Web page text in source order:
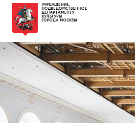
УЧРЕЖДЕНИЕ,
ПОДВЕДОМСТВЕННОЕ
ДЕПАРТАМЕНТУ
КУЛЬТУРЫ
ГОРОДА МОСКВЫ